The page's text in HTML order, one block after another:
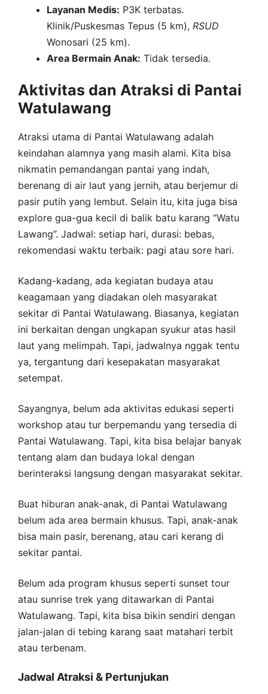
Layanan Medis: P3K terbatas.
Klinik/Puskesmas Tepus (5 km), RSUD
Wonosari (25 km).
Area Bermain Anak: Tidak tersedia.
Aktivitas dan Atraksi di Pantai
Watulawang
Atraksi utama di Pantai Watulawang adalah
keindahan alamnya yang masih alami. Kita bisa
nikmatin pemandangan pantai yang indah,
berenang di air laut yang jernih, atau berjemur di
pasir putih yang lembut. Selain itu, kita juga bisa
explore gua-gua kecil di balik batu karang “Watu
Lawang”. Jadwal: setiap hari, durasi: bebas,
rekomendasi waktu terbaik: pagi atau sore hari.
Kadang-kadang, ada kegiatan budaya atau
keagamaan yang diadakan oleh masyarakat
sekitar di Pantai Watulawang. Biasanya, kegiatan
ini berkaitan dengan ungkapan syukur atas hasil
laut yang melimpah. Tapi, jadwalnya nggak tentu
ya, tergantung dari kesepakatan masyarakat
setempat.
Sayangnya, belum ada aktivitas edukasi seperti
workshop atau tur berpemandu yang tersedia di
Pantai Watulawang. Tapi, kita bisa belajar banyak
tentang alam dan budaya lokal dengan
berinteraksi langsung dengan masyarakat sekitar.
Buat hiburan anak-anak, di Pantai Watulawang
belum ada area bermain khusus. Tapi, anak-anak
bisa main pasir, berenang, atau cari kerang di
sekitar pantai.
Belum ada program khusus seperti sunset tour
atau sunrise trek yang ditawarkan di Pantai
Watulawang. Tapi, kita bisa bikin sendiri dengan
jalan-jalan di tebing karang saat matahari terbit
atau terbenam.
Jadwal Atraksi & Pertunjukan